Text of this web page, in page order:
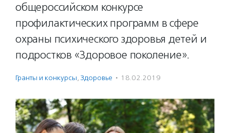
общероссийском конкурсе
профилактических программ в сфере
охраны психического здоровья детей и
подростков «Здоровое поколение».
Гранты и конкурсы, Здоровье · 18.02.2019